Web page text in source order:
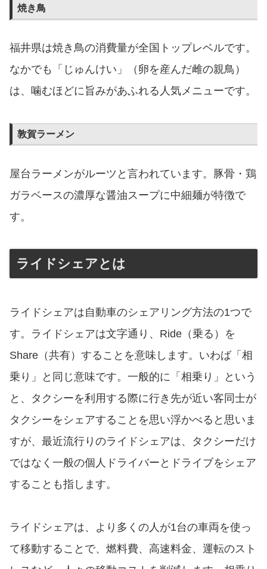
焼き鳥
福井県は焼き鳥の消費量が全国トップレベルです。
なかでも「じゅんけい」（卵を産んだ雌の親鳥）
は、噛むほどに旨みがあふれる人気メニューです。
敦賀ラーメン
屋台ラーメンがルーツと言われています。豚骨・鶏
ガラベースの濃厚な醤油スープに中細麺が特徴で
す。
ライドシェアとは
ライドシェアは自動車のシェアリング方法の1つで
す。ライドシェアは文字通り、Ride（乗る）を
Share（共有）することを意味します。いわば「相
乗り」と同じ意味です。一般的に「相乗り」という
と、タクシーを利用する際に行き先が近い客同士が
タクシーをシェアすることを思い浮かべると思いま
すが、最近流行りのライドシェアは、タクシーだけ
ではなく一般の個人ドライバーとドライブをシェア
することも指します。
ライドシェアは、より多くの人が1台の車両を使っ
て移動することで、燃料費、高速料金、運転のスト